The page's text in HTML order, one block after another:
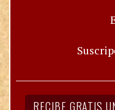
RECIBE GRATIS